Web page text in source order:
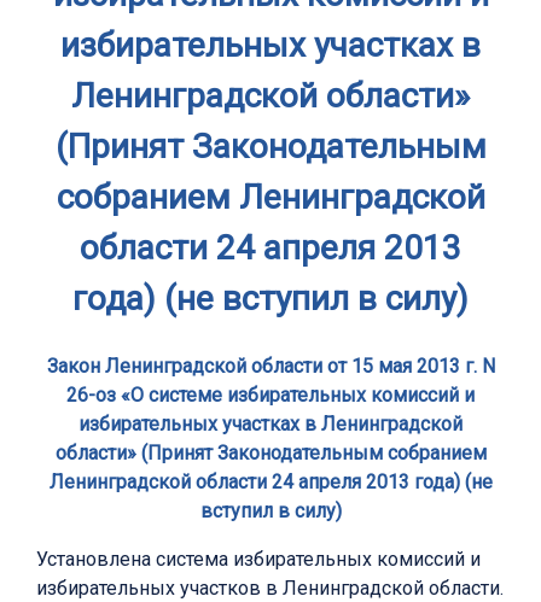
избирательных участках в
Ленинградской области»
(Принят Законодательным
собранием Ленинградской
области 24 апреля 2013
года) (не вступил в силу)
Закон Ленинградской области от 15 мая 2013 г. N
26-оз «О системе избирательных комиссий и
избирательных участках в Ленинградской
области» (Принят Законодательным собранием
Ленинградской области 24 апреля 2013 года) (не
вступил в силу)
Установлена система избирательных комиссий и
избирательных участков в Ленинградской области.